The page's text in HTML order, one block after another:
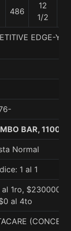
486
12
1/2
EDGE-YA
BAR, 1100
Normal
1 al 1
al 1ro, $230000
al 4to
(CONCE)